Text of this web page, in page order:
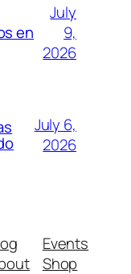
en
July
9,
2026
July 6,
2026
Events
Shop